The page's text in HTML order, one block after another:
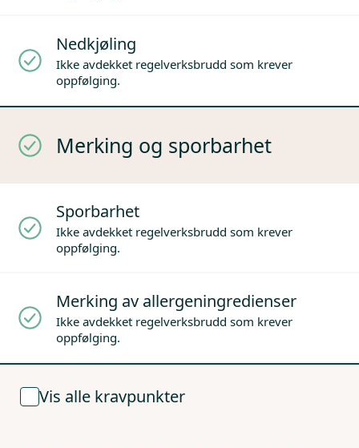
Nedkjøling
Ikke avdekket regelverksbrudd som krever
oppfølging.
Merking og sporbarhet
Sporbarhet
Ikke avdekket regelverksbrudd som krever
oppfølging.
Merking av allergeningredienser
Ikke avdekket regelverksbrudd som krever
oppfølging.
Vis alle kravpunkter